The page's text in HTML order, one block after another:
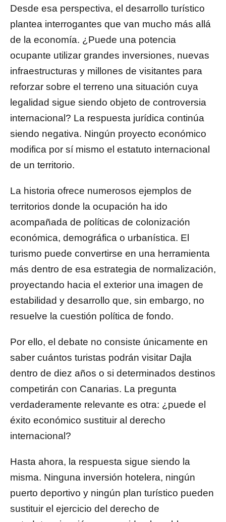
Desde esa perspectiva, el desarrollo turístico
plantea interrogantes que van mucho más allá
de la economía. ¿Puede una potencia
ocupante utilizar grandes inversiones, nuevas
infraestructuras y millones de visitantes para
reforzar sobre el terreno una situación cuya
legalidad sigue siendo objeto de controversia
internacional? La respuesta jurídica continúa
siendo negativa. Ningún proyecto económico
modifica por sí mismo el estatuto internacional
de un territorio.
La historia ofrece numerosos ejemplos de
territorios donde la ocupación ha ido
acompañada de políticas de colonización
económica, demográfica o urbanística. El
turismo puede convertirse en una herramienta
más dentro de esa estrategia de normalización,
proyectando hacia el exterior una imagen de
estabilidad y desarrollo que, sin embargo, no
resuelve la cuestión política de fondo.
Por ello, el debate no consiste únicamente en
saber cuántos turistas podrán visitar Dajla
dentro de diez años o si determinados destinos
competirán con Canarias. La pregunta
verdaderamente relevante es otra: ¿puede el
éxito económico sustituir al derecho
internacional?
Hasta ahora, la respuesta sigue siendo la
misma. Ninguna inversión hotelera, ningún
puerto deportivo y ningún plan turístico pueden
sustituir el ejercicio del derecho de